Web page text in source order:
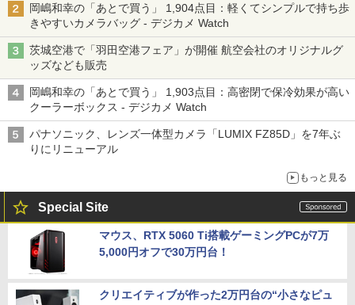
岡嶋和幸の「あとで買う」 1,904点目：軽くてシンプルで持ち歩
きやすいカメラバッグ - デジカメ Watch
茨城空港で「羽田空港フェア」が開催 航空会社のオリジナルグ
ッズなども販売
岡嶋和幸の「あとで買う」 1,903点目：高密閉で保冷効果が高い
クーラーボックス - デジカメ Watch
パナソニック、レンズ一体型カメラ「LUMIX FZ85D」を7年ぶ
りにリニューアル
もっと見る
Special Site
マウス、RTX 5060 Ti搭載ゲーミングPCが7万
5,000円オフで30万円台！
クリエイティブが作った2万円台の“小さなピュ